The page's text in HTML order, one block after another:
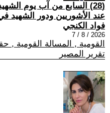
(28) السابع من آب يوم
عند الأشوريين ودور الشهيد
فواد الكنجي
2026 / 8 / 7
القومية , المسالة القومية ,
تقرير المصير